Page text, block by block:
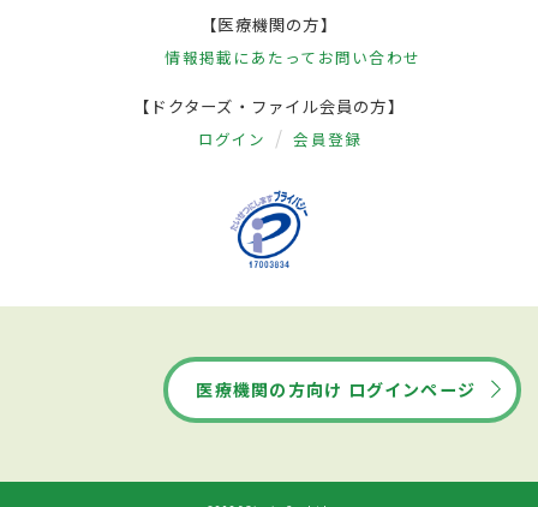
【医療機関の方】
情報掲載にあたって お問い合わせ
【ドクターズ・ファイル会員の方】
ログイン 会員登録
医療機関の方向け ログインページ